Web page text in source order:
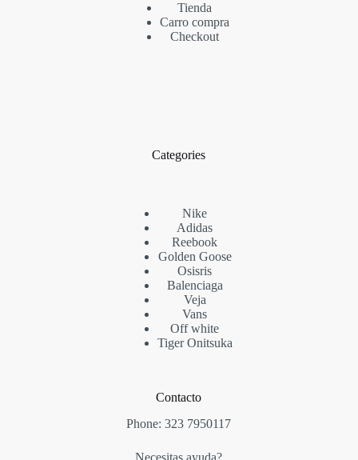
Tienda
Carro compra
Checkout
Categories
Nike
Adidas
Reebook
Golden Goose
Osisris
Balenciaga
Veja
Vans
Off white
Tiger Onitsuka
Contacto
Phone:323 7950117
Necesitas ayuda?